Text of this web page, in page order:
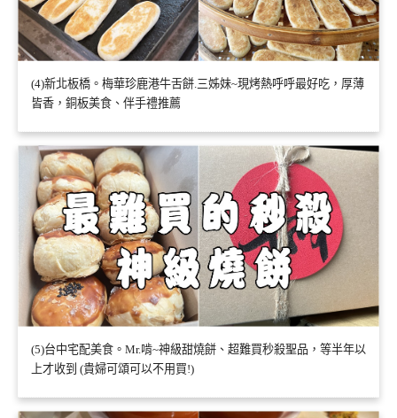
(4)新北板橋。梅華珍鹿港牛舌餅.三姊妹~現烤熱呼呼最好吃，厚薄
皆香，銅板美食、伴手禮推薦
(5)台中宅配美食。Mr.啃~神級甜燒餅、超難買秒殺聖品，等半年以
上才收到 (貴婦可頌可以不用買!)